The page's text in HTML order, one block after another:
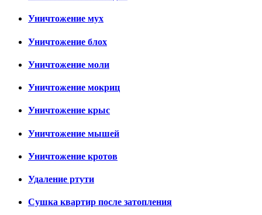
Уничтожение мух
Уничтожение блох
Уничтожение моли
Уничтожение мокриц
Уничтожение крыс
Уничтожение мышей
Уничтожение кротов
Удаление ртути
Сушка квартир после затопления